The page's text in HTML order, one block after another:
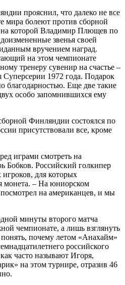
прояснил, что далеко не все
мира болеют против сборной
на которой Владимир Плющев по
звенья своей
вручением наград.
на этом чемпионате
тренеру сувенир на счастье –
Суперсерии 1972 года. Подарок
благодарностью. Еще две такие
особо запомнившихся ему
Финляндии состоялся по
присутствовали все, кроме
играми смотреть на
Бобков. Российский голкипер
для которых
монета. – На юниорском
на американцев, и мы
минуты второго матча
чемпионате, а лишь взглянуть
почему летом «Анахайм»
российского
часто называют Игоря,
на этом турнире, отразив 46